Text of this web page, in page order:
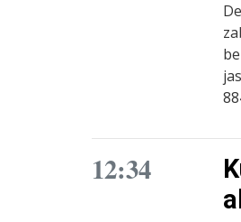
12:34